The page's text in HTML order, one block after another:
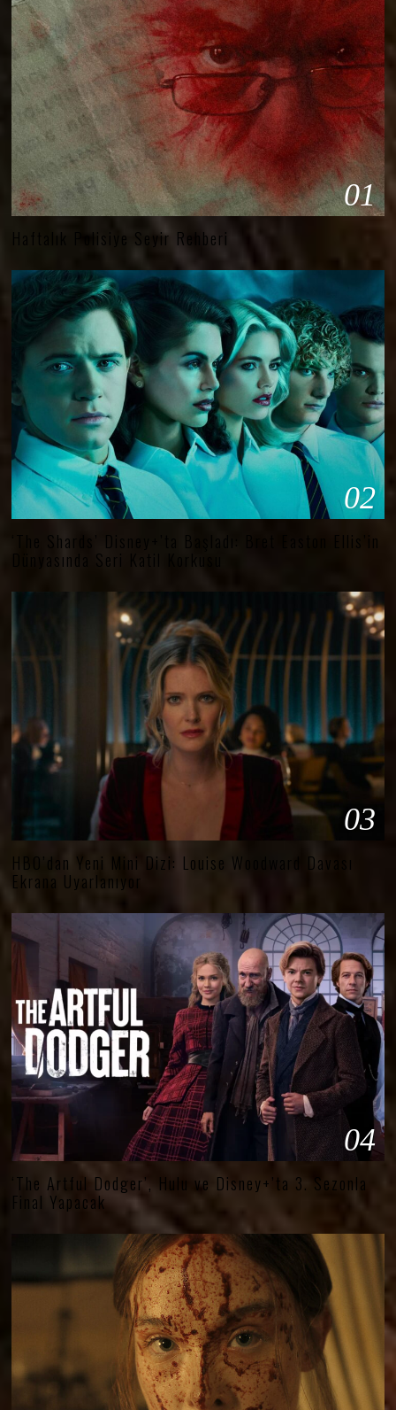
01
Haftalık Polisiye Seyir Rehberi
02
‘The Shards’ Disney+’ta Başladı: Bret Easton Ellis’in
Dünyasında Seri Katil Korkusu
03
HBO’dan Yeni Mini Dizi: Louise Woodward Davası
Ekrana Uyarlanıyor
04
‘The Artful Dodger’, Hulu ve Disney+’ta 3. Sezonla
Final Yapacak